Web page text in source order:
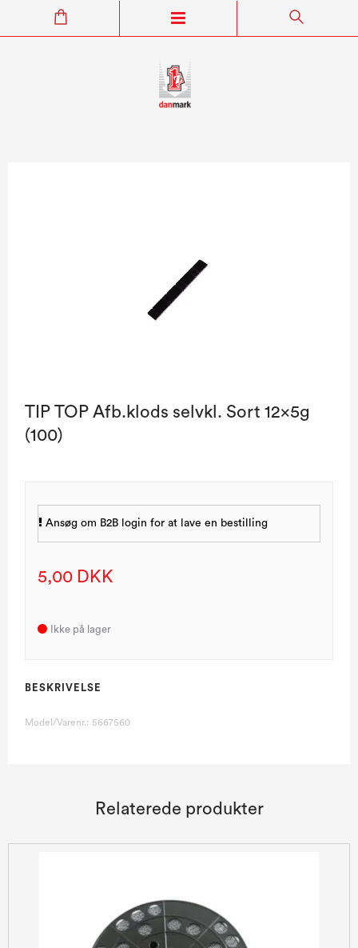
TIP TOP Afb.klods selvkl. Sort 12x5g
(100)
Ansøg om B2B login for at lave en bestilling
5,00 DKK
Ikke på lager
BESKRIVELSE
Model/Varenr.: 5667560
Relaterede produkter